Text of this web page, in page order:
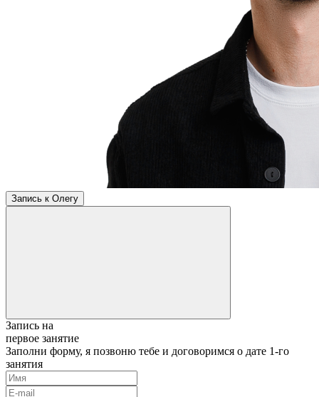
Запись к Олегу
Запись на
первое занятие
Заполни форму, я позвоню тебе и договоримся о дате 1-го
занятия